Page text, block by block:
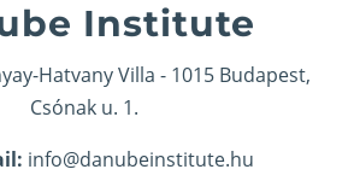
Institute
Hatvany Villa - 1015 Budapest,
Csónak u. 1.
info@danubeinstitute.hu